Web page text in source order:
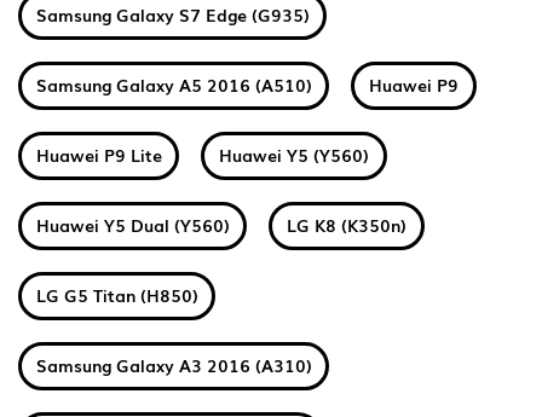
Samsung Galaxy S7 Edge (G935)
Samsung Galaxy A5 2016 (A510) Huawei P9
Huawei P9 Lite Huawei Y5 (Y560)
Huawei Y5 Dual (Y560) LG K8 (K350n)
LG G5 Titan (H850)
Samsung Galaxy A3 2016 (A310)